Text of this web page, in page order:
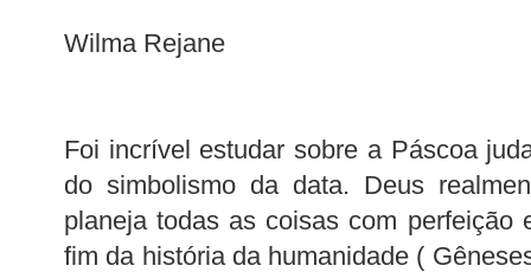
Wilma Rejane
Foi incrível estudar sobre a Páscoa
do simbolismo da data. Deus
planeja todas as coisas com perfeição
fim da história da humanidade (